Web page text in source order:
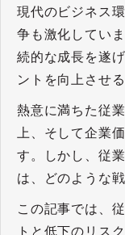
現代のビジネス
争も激化してい
続的な成長を遂
ントを向上させ
熱意に満ちた従
上、そして企業
す。しかし、従
は、どのような
この記事では、
トと低下のリス